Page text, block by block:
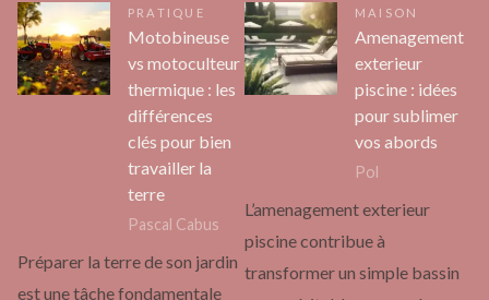
PRATIQUE
Motobineuse
vs motoculteur
thermique : les
différences
clés pour bien
travailler la
terre
Pascal Cabus
Préparer la terre de son jardin
est une tâche fondamentale
MAISON
Amenagement
exterieur
piscine : idées
pour sublimer
vos abords
Pol
L’amenagement exterieur
piscine contribue à
transformer un simple bassin